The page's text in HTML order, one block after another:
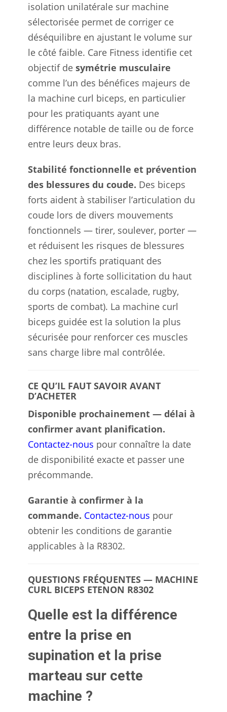
isolation unilatérale sur machine
sélectorisée permet de corriger ce
déséquilibre en ajustant le volume sur
le côté faible. Care Fitness identifie cet
objectif de symétrie musculaire
comme l’un des bénéfices majeurs de
la machine curl biceps, en particulier
pour les pratiquants ayant une
différence notable de taille ou de force
entre leurs deux bras.
Stabilité fonctionnelle et prévention
des blessures du coude. Des biceps
forts aident à stabiliser l’articulation du
coude lors de divers mouvements
fonctionnels — tirer, soulever, porter —
et réduisent les risques de blessures
chez les sportifs pratiquant des
disciplines à forte sollicitation du haut
du corps (natation, escalade, rugby,
sports de combat). La machine curl
biceps guidée est la solution la plus
sécurisée pour renforcer ces muscles
sans charge libre mal contrôlée.
CE QU’IL FAUT SAVOIR AVANT
D’ACHETER
Disponible prochainement — délai à
confirmer avant planification.
Contactez-nous pour connaître la date
de disponibilité exacte et passer une
précommande.
Garantie à confirmer à la
commande. Contactez-nous pour
obtenir les conditions de garantie
applicables à la R8302.
QUESTIONS FRÉQUENTES — MACHINE
CURL BICEPS ETENON R8302
Quelle est la différence
entre la prise en
supination et la prise
marteau sur cette
machine ?